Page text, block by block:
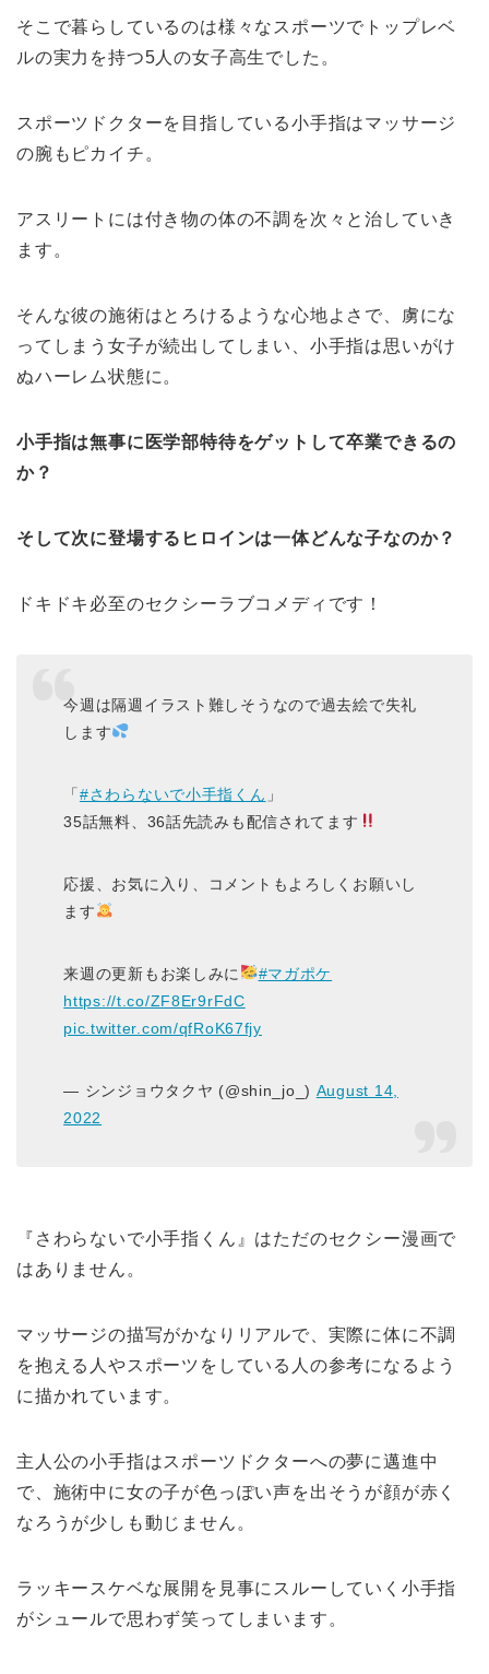
そこで暮らしているのは様々なスポーツでトップレベ
ルの実力を持つ5人の女子高生でした。
スポーツドクターを目指している小手指はマッサージ
の腕もピカイチ。
アスリートには付き物の体の不調を次々と治していき
ます。
そんな彼の施術はとろけるような心地よさで、虜にな
ってしまう女子が続出してしまい、小手指は思いがけ
ぬハーレム状態に。
小手指は無事に医学部特待をゲットして卒業できるの
か？
そして次に登場するヒロインは一体どんな子なのか？
ドキドキ必至のセクシーラブコメディです！
今週は隔週イラスト難しそうなので過去絵で失礼
します
「#さわらないで小手指くん 」
35話無料、36話先読みも配信されてます
応援、お気に入り、コメントもよろしくお願いし
ます
来週の更新もお楽しみに
#マガポケ
https://t.co/ZF8Er9rFdC
pic.twitter.com/qfRoK67fjy
— シンジョウタクヤ (@shin_jo_) August 14,
2022
『さわらないで小手指くん』はただのセクシー漫画で
はありません。
マッサージの描写がかなりリアルで、実際に体に不調
を抱える人やスポーツをしている人の参考になるよう
に描かれています。
主人公の小手指はスポーツドクターへの夢に邁進中
で、施術中に女の子が色っぽい声を出そうが顔が赤く
なろうが少しも動じません。
ラッキースケベな展開を見事にスルーしていく小手指
がシュールで思わず笑ってしまいます。